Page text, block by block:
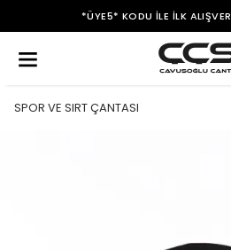
*ÜYE5* KODU ILE İLK
SPOR VE SIRT ÇANTASI